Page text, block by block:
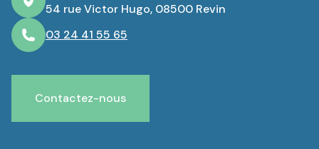
54 rue Victor Hugo, 08500 Revin
03 24 41 55 65
Contactez-nous